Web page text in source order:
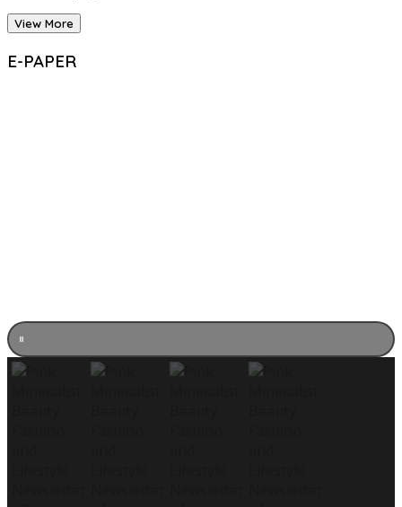
View More
E-PAPER